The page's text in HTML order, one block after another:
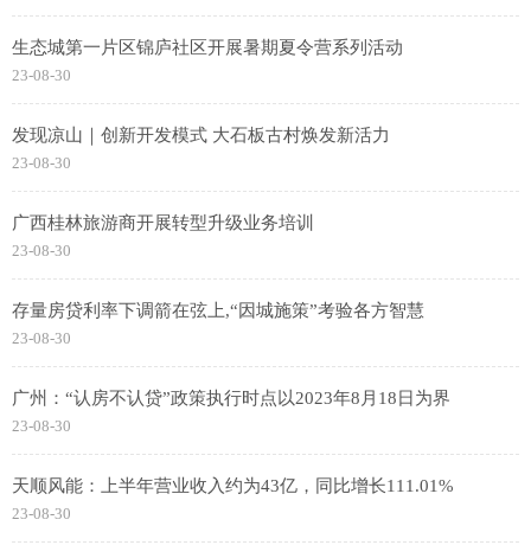
生态城第一片区锦庐社区开展暑期夏令营系列活动
23-08-30
发现凉山｜创新开发模式 大石板古村焕发新活力
23-08-30
广西桂林旅游商开展转型升级业务培训
23-08-30
存量房贷利率下调箭在弦上,“因城施策”考验各方智慧
23-08-30
广州：“认房不认贷”政策执行时点以2023年8月18日为界
23-08-30
天顺风能：上半年营业收入约为43亿，同比增长111.01%
23-08-30